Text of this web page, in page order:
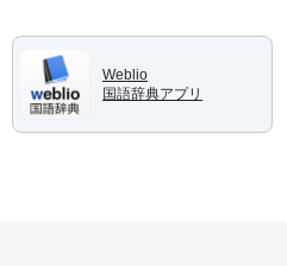
Weblio
国語辞典アプリ